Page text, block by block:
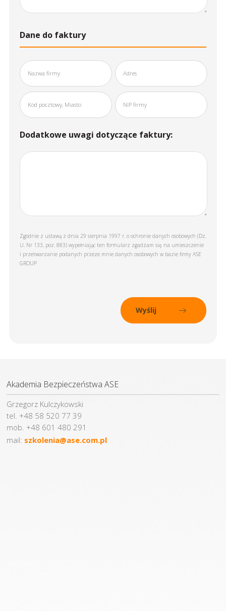
Dane do faktury
Dodatkowe uwagi dotyczące faktury:
Zgodnie z ustawą z dnia 29 sierpnia 1997 r. o ochronie danych osobowych (Dz.
U. Nr 133, poz. 883) wypełniając ten formularz zgadzam się na umieszczenie
i przetwarzanie podanych przeze mnie danych osobowych w bazie firmy ASE
GROUP
Akademia Bezpieczeństwa ASE
Grzegorz Kulczykowski
tel. +48 58 520 77 39
mob. +48 601 480 291
mail: szkolenia@ase.com.pl